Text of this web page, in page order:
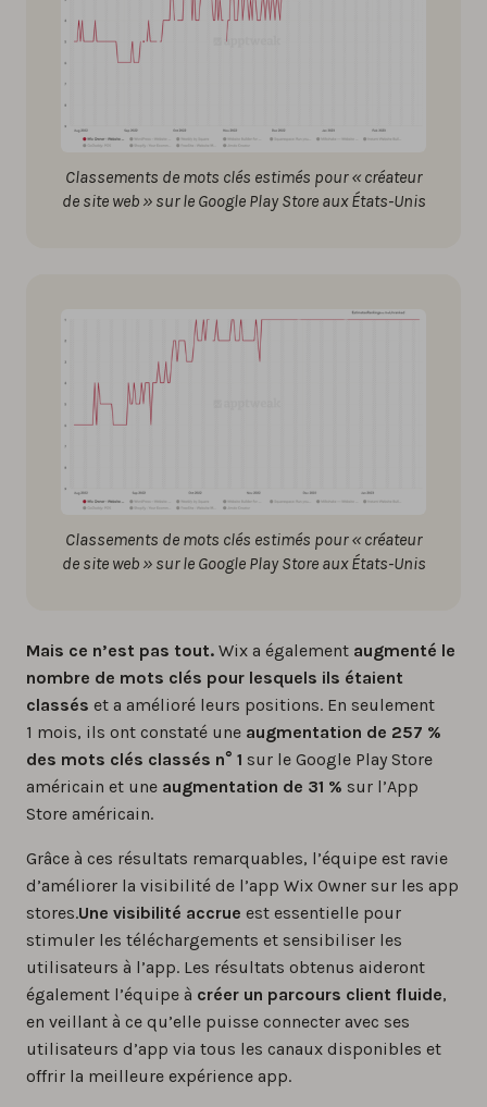
Classements de mots clés estimés pour « créateur
de site web » sur le Google Play Store aux États-Unis
Classements de mots clés estimés pour « créateur
de site web » sur le Google Play Store aux États-Unis
Mais ce n’est pas tout. Wix a également augmenté le
nombre de mots clés pour lesquels ils étaient
classés et a amélioré leurs positions. En seulement
1 mois, ils ont constaté une augmentation de 257 %
des mots clés classés n° 1 sur le Google Play Store
américain et une augmentation de 31 % sur l’App
Store américain.
Grâce à ces résultats remarquables, l’équipe est ravie
d’améliorer la visibilité de l’app Wix Owner sur les app
stores.Une visibilité accrue est essentielle pour
stimuler les téléchargements et sensibiliser les
utilisateurs à l’app. Les résultats obtenus aideront
également l’équipe à créer un parcours client fluide,
en veillant à ce qu’elle puisse connecter avec ses
utilisateurs d’app via tous les canaux disponibles et
offrir la meilleure expérience app.